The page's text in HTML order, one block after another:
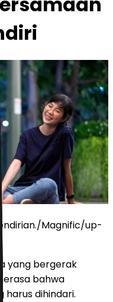
Magnific/up-
yang bergerak
bahwa
harus dihindari.